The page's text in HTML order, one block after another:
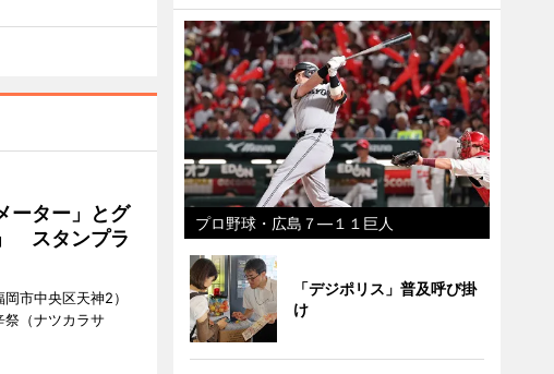
ーター」とグ
スタンプラ
市中央区天神2）
祭（ナツカラサ
プロ野球・広島７―１１巨人
「デジポリス」普及呼び掛
け